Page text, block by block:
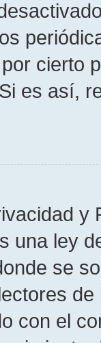
cierto
es así,
una ley
se
con el